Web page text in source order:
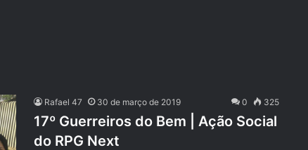
Rafael 47 30 de março de 2019 0 325
17º Guerreiros do Bem | Ação Social
do RPG Next